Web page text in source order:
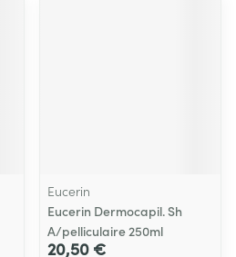
Eucerin
Eucerin Dermocapil. Sh
A/pelliculaire 250ml
20,50 €